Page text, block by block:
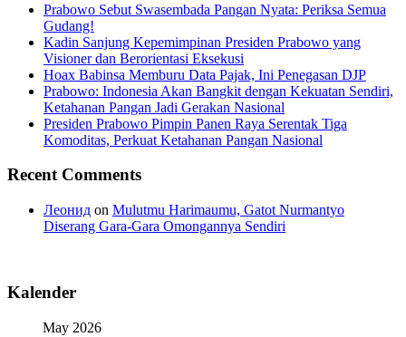
Prabowo Sebut Swasembada Pangan Nyata: Periksa Semua
Gudang!
Kadin Sanjung Kepemimpinan Presiden Prabowo yang
Visioner dan Berorientasi Eksekusi
Hoax Babinsa Memburu Data Pajak, Ini Penegasan DJP
Prabowo: Indonesia Akan Bangkit dengan Kekuatan Sendiri,
Ketahanan Pangan Jadi Gerakan Nasional
Presiden Prabowo Pimpin Panen Raya Serentak Tiga
Komoditas, Perkuat Ketahanan Pangan Nasional
Recent Comments
Леонид on Mulutmu Harimaumu, Gatot Nurmantyo
Diserang Gara-Gara Omongannya Sendiri
Kalender
May 2026